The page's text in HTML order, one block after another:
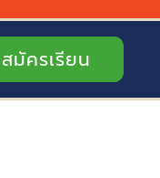
มัครเรียน